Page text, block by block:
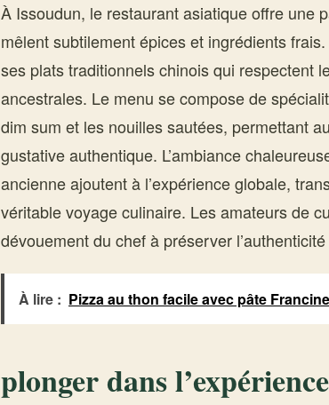
À Issoudun, le restaurant asiatique offre une
mêlent subtilement épices et ingrédients
ses plats traditionnels chinois qui respectent
ancestrales. Le menu se compose de
dim sum et les nouilles sautées, permettant
gustative authentique. L’ambiance
ancienne ajoutent à l’expérience globale,
véritable voyage culinaire. Les amateurs de
dévouement du chef à préserver
À lire : Pizza au thon facile avec pâte Francine
plonger dans